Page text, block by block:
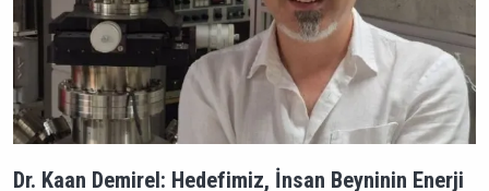
Dr. Kaan Demirel: Hedefimiz, İnsan Beyninin Enerji